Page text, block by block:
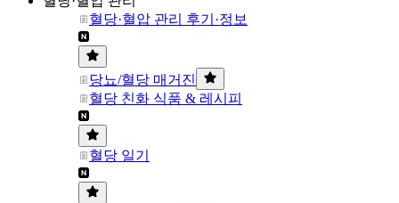
혈당·혈압 관리 후기·정보
당뇨/혈당 매거진
혈당 친화 식품 & 레시피
혈당 일기